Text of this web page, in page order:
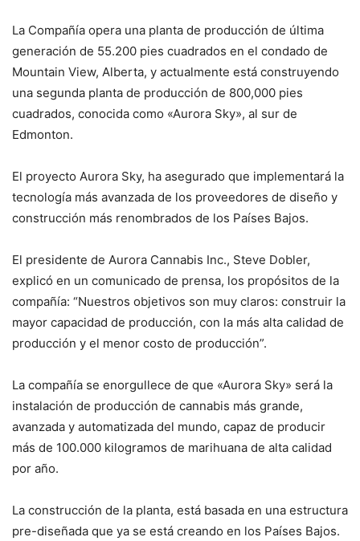
La Compañía opera una planta de producción de última
generación de 55.200 pies cuadrados en el condado de
Mountain View, Alberta, y actualmente está construyendo
una segunda planta de producción de 800,000 pies
cuadrados, conocida como «Aurora Sky», al sur de
Edmonton.
El proyecto Aurora Sky, ha asegurado que implementará la
tecnología más avanzada de los proveedores de diseño y
construcción más renombrados de los Países Bajos.
El presidente de Aurora Cannabis Inc., Steve Dobler,
explicó en un comunicado de prensa, los propósitos de la
compañía: “Nuestros objetivos son muy claros: construir la
mayor capacidad de producción, con la más alta calidad de
producción y el menor costo de producción”.
La compañía se enorgullece de que «Aurora Sky» será la
instalación de producción de cannabis más grande,
avanzada y automatizada del mundo, capaz de producir
más de 100.000 kilogramos de marihuana de alta calidad
por año.
La construcción de la planta, está basada en una estructura
pre-diseñada que ya se está creando en los Países Bajos.